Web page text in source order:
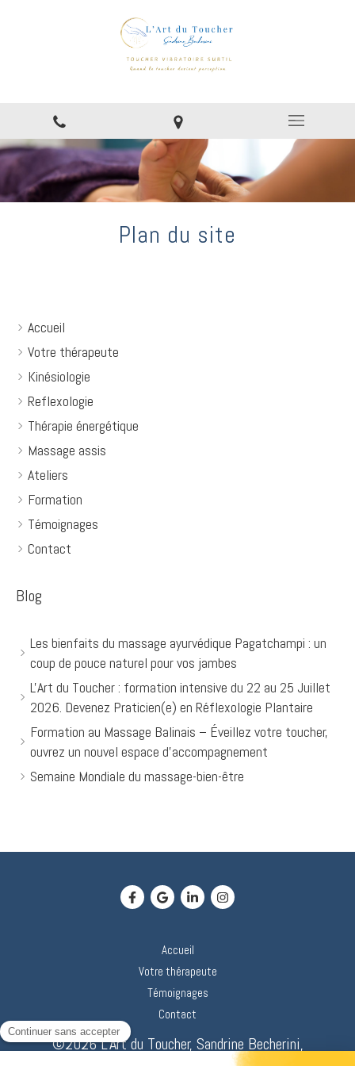
Plan du site
Accueil
Votre thérapeute
Kinésiologie
Reflexologie
Thérapie énergétique
Massage assis
Ateliers
Formation
Témoignages
Contact
Blog
Les bienfaits du massage ayurvédique Pagatchampi : un
coup de pouce naturel pour vos jambes
L'Art du Toucher : formation intensive du 22 au 25 Juillet
2026. Devenez Praticien(e) en Réflexologie Plantaire
Formation au Massage Balinais – Éveillez votre toucher,
ouvrez un nouvel espace d’accompagnement
Semaine Mondiale du massage-bien-être
Accueil
Votre thérapeute
Témoignages
Contact
©2026 L'Art du Toucher, Sandrine Becherini,